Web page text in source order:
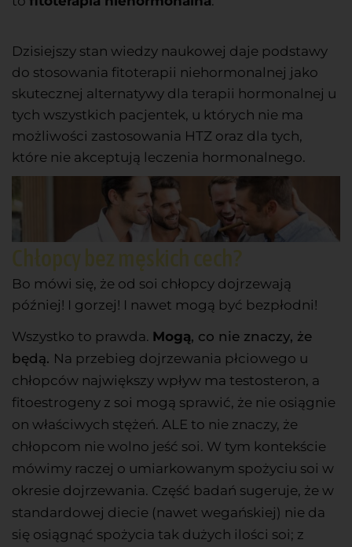
Dzisiejszy stan wiedzy naukowej daje podstawy
do stosowania fitoterapii niehormonalnej jako
skutecznej alternatywy dla terapii hormonalnej u
tych wszystkich pacjentek, u których nie ma
możliwości zastosowania HTZ oraz dla tych,
które nie akceptują leczenia hormonalnego.
Chłopcy bez męskich cech?
Bo mówi się, że od soi chłopcy dojrzewają
później! I gorzej! I nawet mogą być bezpłodni!
Wszystko to prawda. Mogą, co nie znaczy, że
będą. Na przebieg dojrzewania płciowego u
chłopców największy wpływ ma testosteron, a
fitoestrogeny z soi mogą sprawić, że nie osiągnie
on właściwych stężeń. ALE to nie znaczy, że
chłopcom nie wolno jeść soi. W tym kontekście
mówimy raczej o umiarkowanym spożyciu soi w
okresie dojrzewania. Część badań sugeruje, że w
standardowej diecie (nawet wegańskiej) nie da
się osiągnąć spożycia tak dużych ilości soi; z